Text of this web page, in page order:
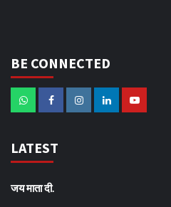
BE CONNECTED
LATEST
जय माता दी.